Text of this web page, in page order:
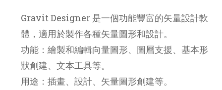
Gravit Designer 是一個功能豐富的矢量設計軟
體，適用於製作各種矢量圖形和設計。
功能：繪製和編輯向量圖形、圖層支援、基本形
狀創建、文本工具等。
用途：插畫、設計、矢量圖形創建等。